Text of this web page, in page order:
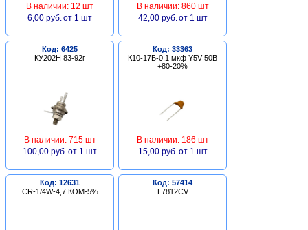
В наличии: 12 шт
6,00 руб. от 1 шт
В наличии: 860 шт
42,00 руб. от 1 шт
Код: 6425
КУ202Н 83-92г
В наличии: 715 шт
100,00 руб. от 1 шт
Код: 33363
К10-17Б-0,1 мкф Y5V 50В
+80-20%
В наличии: 186 шт
15,00 руб. от 1 шт
Код: 12631
CR-1/4W-4,7 КОМ-5%
Код: 57414
L7812CV